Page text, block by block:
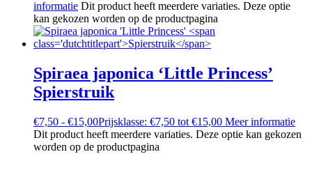
informatie Dit product heeft meerdere variaties. Deze optie
kan gekozen worden op de productpagina
Spiraea japonica ‘Little Princess’
Spierstruik
€7,50 - €15,00Prijsklasse: €7,50 tot €15,00 Meer informatie
Dit product heeft meerdere variaties. Deze optie kan gekozen
worden op de productpagina